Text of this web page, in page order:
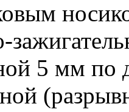
5 мм по